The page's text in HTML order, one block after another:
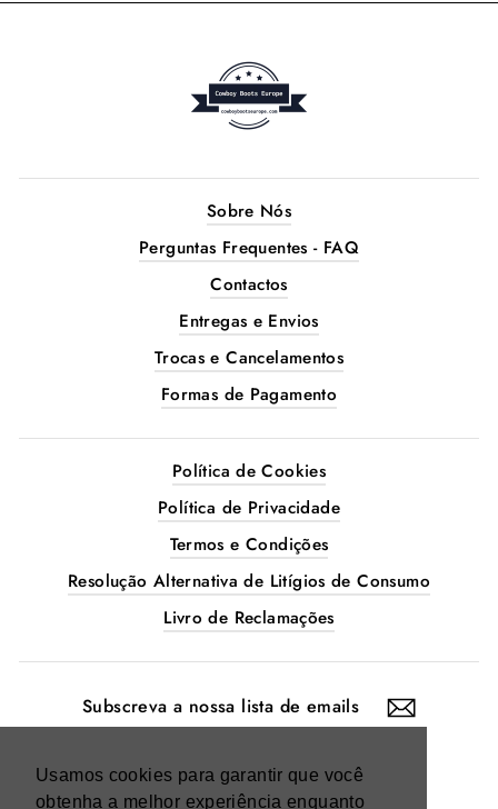
Usamos cookies para garantir que você
obtenha a melhor experiência enquanto
Sobre Nós
Perguntas Frequentes - FAQ
Contactos
Entregas e Envios
Trocas e Cancelamentos
Formas de Pagamento
Política de Cookies
Política de Privacidade
Termos e Condições
Resolução Alternativa de Litígios de Consumo
Livro de Reclamações
EMAILS
InstagramFacebook